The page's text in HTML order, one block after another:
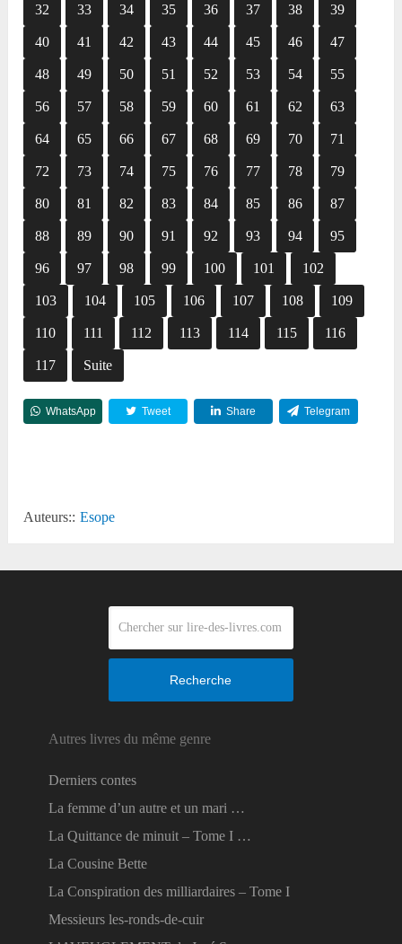
32 33 34 35 36 37 38 39
40 41 42 43 44 45 46 47
48 49 50 51 52 53 54 55
56 57 58 59 60 61 62 63
64 65 66 67 68 69 70 71
72 73 74 75 76 77 78 79
80 81 82 83 84 85 86 87
88 89 90 91 92 93 94 95
96 97 98 99 100 101 102
103 104 105 106 107 108 109
110 111 112 113 114 115 116
117 Suite
WhatsApp Tweet Share Telegram
Auteurs:: Esope
Recherche
Autres livres du même genre
Derniers contes
La femme d’un autre et un mari …
La Quittance de minuit – Tome I …
La Cousine Bette
La Conspiration des milliardaires – Tome I
Messieurs les-ronds-de-cuir